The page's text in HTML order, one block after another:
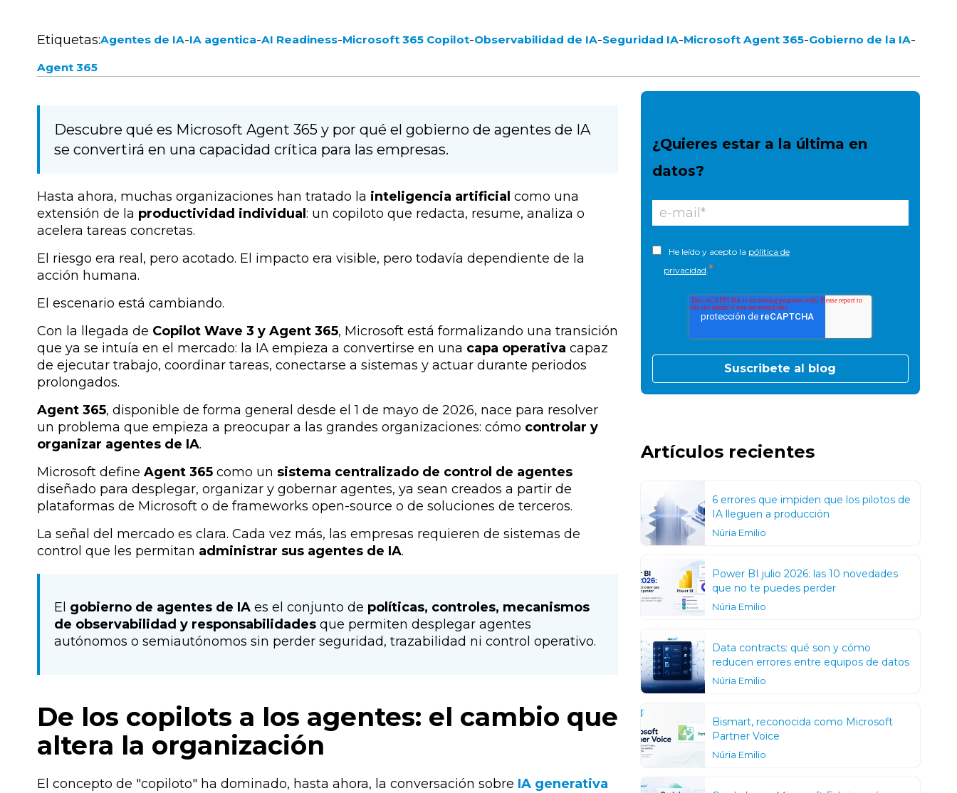
Etiquetas:Agentes de IA-IA agentica-AI Readiness-Microsoft 365 Copilot-Observabilidad de IA-Seguridad IA-Microsoft Agent 365-Gobierno de la IA-
Agent 365
Descubre qué es Microsoft Agent 365 y por qué el gobierno de agentes de IA
se convertirá en una capacidad crítica para las empresas.
Hasta ahora, muchas organizaciones han tratado la inteligencia artificial como una
extensión de la productividad individual : un copiloto que redacta, resume, analiza o
acelera tareas concretas.
El riesgo era real, pero acotado. El impacto era visible, pero todavía dependiente de la
acción humana.
El escenario está cambiando.
Con la llegada de Copilot Wave 3 y Agent 365, Microsoft está formalizando una transición
que ya se intuía en el mercado: la IA empieza a convertirse en una capa operativa capaz
de ejecutar trabajo, coordinar tareas, conectarse a sistemas y actuar durante periodos
prolongados.
Agent 365, disponible de forma general desde el 1 de mayo de 2026, nace para resolver
un problema que empieza a preocupar a las grandes organizaciones: cómo controlar y
organizar agentes de IA.
Microsoft define Agent 365 como un sistema centralizado de control de agentes
diseñado para desplegar, organizar y gobernar agentes, ya sean creados a partir de
plataformas de Microsoft o de frameworks open-source o de soluciones de terceros.
La señal del mercado es clara. Cada vez más, las empresas requieren de sistemas de
control que les permitan administrar sus agentes de IA.
El gobierno de agentes de IA es el conjunto de políticas, controles, mecanismos
de observabilidad y responsabilidades que permiten desplegar agentes
autónomos o semiautónomos sin perder seguridad, trazabilidad ni control operativo.
De los copilots a los agentes: el cambio que
altera la organización
El concepto de "copiloto" ha dominado, hasta ahora, la conversación sobre IA generativa
¿Quieres estar a la última en
datos?
He leído y acepto la pólitica de
privacidad *
Artículos recientes
6 errores que impiden que los pilotos de
IA lleguen a producción
Núria Emilio
Power BI julio 2026: las 10 novedades
que no te puedes perder
Núria Emilio
Data contracts: qué son y cómo
reducen errores entre equipos de datos
Núria Emilio
Bismart, reconocida como Microsoft
Partner Voice
Núria Emilio